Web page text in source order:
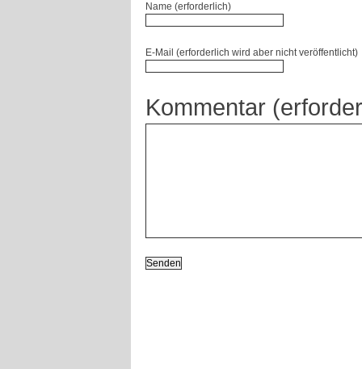
Name (erforderlich)
E-Mail (erforderlich wird aber nicht veröffentlicht)
Kommentar